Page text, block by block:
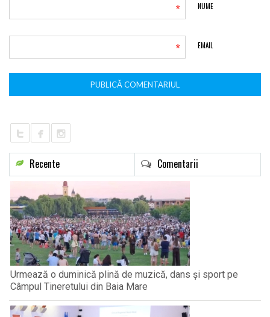
NUME
*
EMAIL
*
Recente Comentarii
Urmează o duminică plină de muzică, dans și sport pe
Câmpul Tineretului din Baia Mare